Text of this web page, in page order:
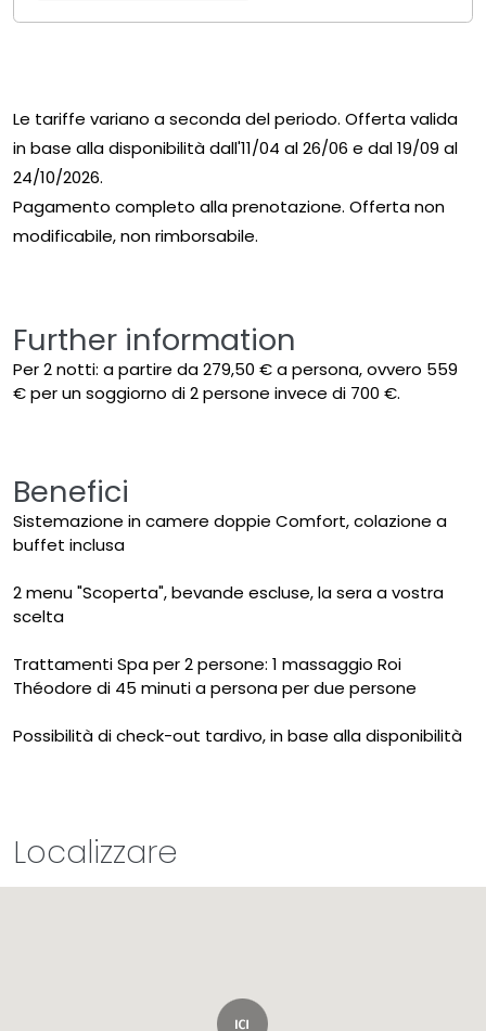
Le tariffe variano a seconda del periodo. Offerta valida
in base alla disponibilità dall'11/04 al 26/06 e dal 19/09 al
24/10/2026.
Pagamento completo alla prenotazione. Offerta non
modificabile, non rimborsabile.
Further information
Per 2 notti: a partire da 279,50 € a persona, ovvero 559
€ per un soggiorno di 2 persone invece di 700 €.
Benefici
Sistemazione in camere doppie Comfort, colazione a
buffet inclusa
2 menu "Scoperta", bevande escluse, la sera a vostra
scelta
Trattamenti Spa per 2 persone: 1 massaggio Roi
Théodore di 45 minuti a persona per due persone
Possibilità di check-out tardivo, in base alla disponibilità
Localizzare